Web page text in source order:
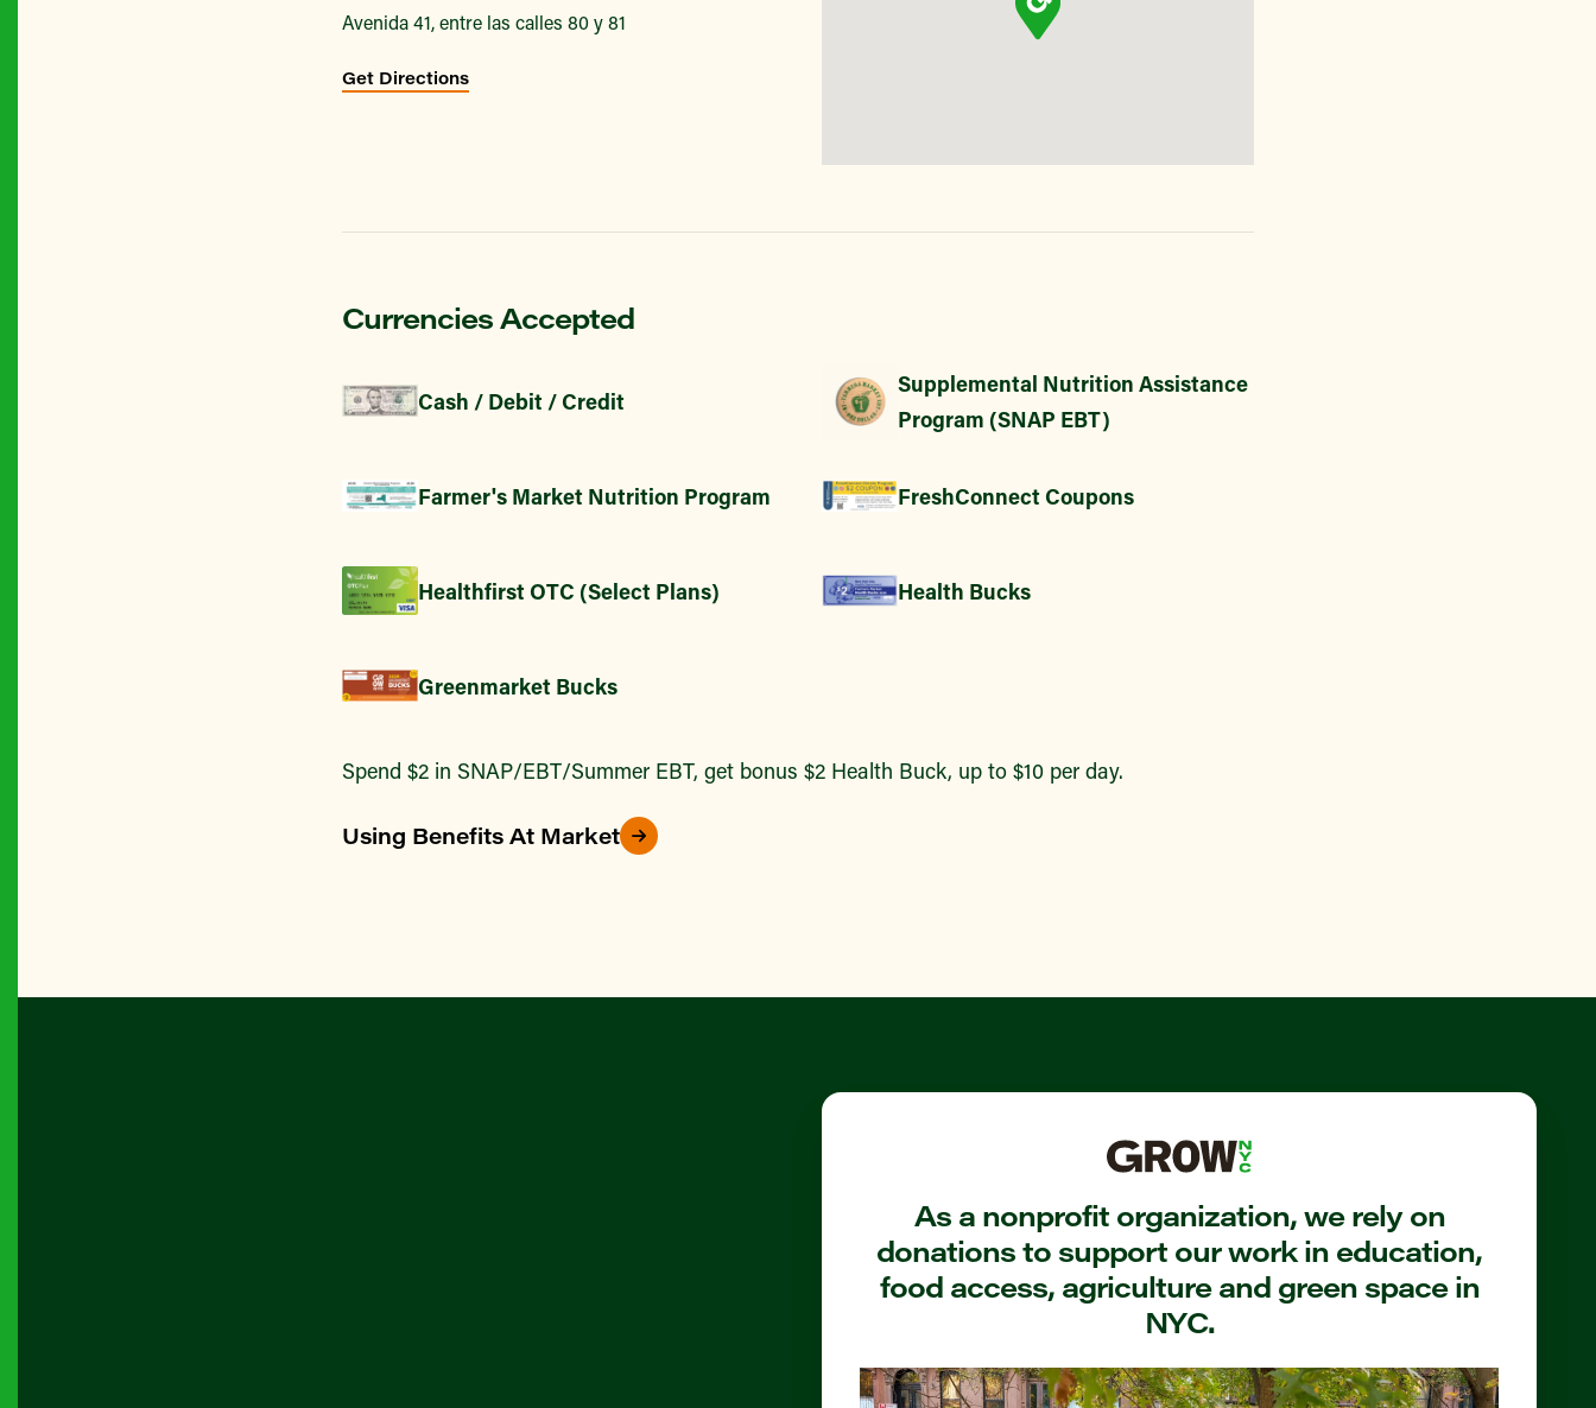
Avenida 41, entre las calles 80 y 81
Get Directions
Currencies Accepted
Cash / Debit / Credit
Supplemental Nutrition Assistance
Program (SNAP EBT)
Farmer's Market Nutrition Program FreshConnect Coupons
Healthfirst OTC (Select Plans) Health Bucks
Greenmarket Bucks
Spend $2 in SNAP/EBT/Summer EBT, get bonus $2 Health Buck, up to $10 per day.
Using Benefits At Market
As a nonprofit organization, we rely on
donations to support our work in education,
food access, agriculture and green space in
NYC.